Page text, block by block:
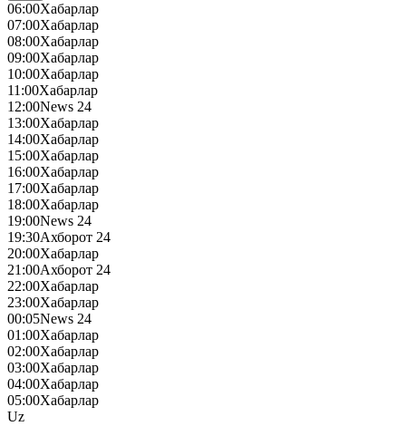
06:00Хабарлар
07:00Хабарлар
08:00Хабарлар
09:00Хабарлар
10:00Хабарлар
11:00Хабарлар
12:00News 24
13:00Хабарлар
14:00Хабарлар
15:00Хабарлар
16:00Хабарлар
17:00Хабарлар
18:00Хабарлар
19:00News 24
19:30Ахборот 24
20:00Хабарлар
21:00Ахборот 24
22:00Хабарлар
23:00Хабарлар
00:05News 24
01:00Хабарлар
02:00Хабарлар
03:00Хабарлар
04:00Хабарлар
05:00Хабарлар
Uz